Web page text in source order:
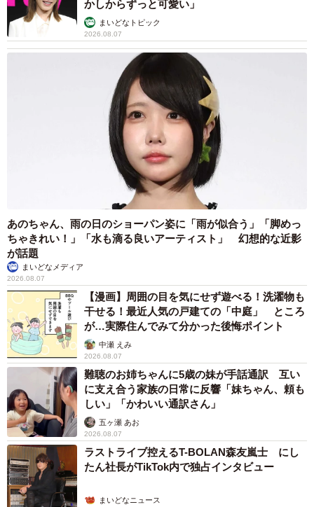
かしからずっと可愛い」
まいどなトピック
2026.08.07
あのちゃん、雨の日のショーパン姿に「雨が似合う」「脚めっ
ちゃきれい！」「水も滴る良いアーティスト」 幻想的な近影
が話題
まいどなメディア
2026.08.07
【漫画】周囲の目を気にせず遊べる！洗濯物も
干せる！最近人気の戸建ての「中庭」 ところ
が…実際住んでみて分かった後悔ポイント
中瀬 えみ
2026.08.07
難聴のお姉ちゃんに5歳の妹が手話通訳 互い
に支え合う家族の日常に反響「妹ちゃん、頼も
しい」「かわいい通訳さん」
五ヶ瀬 あお
2026.08.07
ラストライブ控えるT-BOLAN森友嵐士 にし
たん社長がTikTok内で独占インタビュー
まいどなニュース